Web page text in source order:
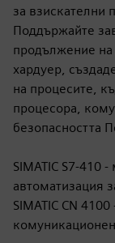
за взискателни
Поддържайте
продължение на
хардуер,
на процесите,
процесора,
безопасността
SIMATIC S7-410
автоматизация
SIMATIC CN